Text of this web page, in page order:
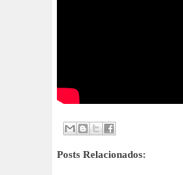
Posts Relacionados: